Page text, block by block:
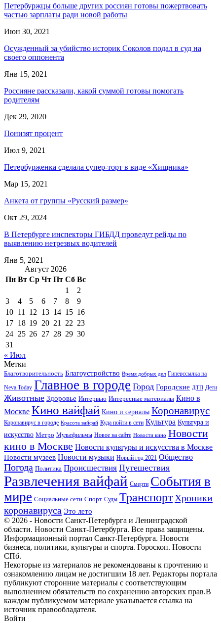
Петербуржцы больше других россиян готовы пожертвовать
частью зарплаты ради новой работы
Июн 30, 2021
Осужденный за убийство историк Соколов подал в суд на
своего оппонента
Янв 15, 2021
Россияне рассказали, какой суммой готовы помогать
родителям
Дек 29, 2020
Понизят процент
Июл 9, 2021
Петербурженка сделала супер-торт в виде «Хищника»
Мар 15, 2021
Анкета от группы «Русский размер»
Окт 29, 2024
В Петербурге инспекторы ГИБДД проведут рейды по
выявлению нетрезвых водителей
Янв 5, 2021
Август 2026
Пн Вт Ср Чт Пт Сб Вс
1
2
3
4 5 6 7 8
9
10 11 12 13 14 15 16
17 18 19 20 21 22 23
24 25 26 27 28 29 30
31
« Июл
Метки
Благотворительность Благоустройство Время добрых дел Гиперссылка на
Neva.Today Главное в городе Город Городские ДТП Дети
Животные Здоровье Интервью Интересные материалы Кино в
Москве Кино вайфай Кино и сериалы Коронавирус
Коронавирус в городе Красота вайфай Куда пойти в сети Культура Культура и
искусство Метро Мультфильмы Новое на сайте Новости кино Новости
кино в Москве Новости культуры и искусства в Москве
Новости музеев Новости музыки Новый год 2021 Общество
Погода Политика Происшествия Путешествия
Развлечения вайфай Смерти События в
мире Социальные сети Спорт Суды Транспорт Хроники
коронавируса Это лето
© 2026 - Новости Санкт-Петербурга и Ленинградской
области. Новости Санкт-Петербурга. Все права защищены.
Информационный портал Санкт-Петербурга. Новости
бизнеса, политики, культуры и спорта. Гороскоп. Новости
СПб.
Некоторые из материалов не рекомендованы к прочтению и
ознакомлению лицам не достигшим 18 лет. Редакторы портала
публикуют сторонние материалы с соответствующим
выполнением обязательств по сохранению авторских прав.В
каждом публикуемом материале указывается ссылка на
источник правообладателя.
Войти